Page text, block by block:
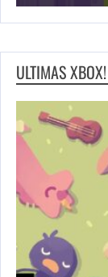
ULTIMAS XBOX!